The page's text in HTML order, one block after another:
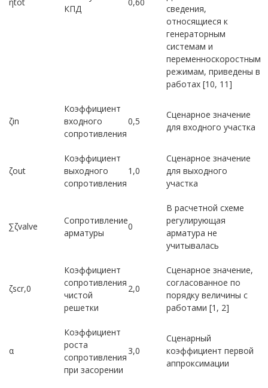
КПД
сведения,
относящиеся к
генераторным
системам и
переменноскоростным
режимам, приведены в
работах [10, 11]
ζin
Коэффициент
входного
сопротивления
0,5
Сценарное значение
для входного участка
ζout
Коэффициент
выходного
сопротивления
1,0
Сценарное значение
для выходного
участка
∑ζvalve
Сопротивление
арматуры
0
В расчетной схеме
регулирующая
арматура не
учитывалась
ζscr,0
Коэффициент
сопротивления
чистой
решетки
2,0
Сценарное значение,
согласованное по
порядку величины с
работами [1, 2]
α
Коэффициент
роста
сопротивления
при засорении
3,0
Сценарный
коэффициент первой
аппроксимации